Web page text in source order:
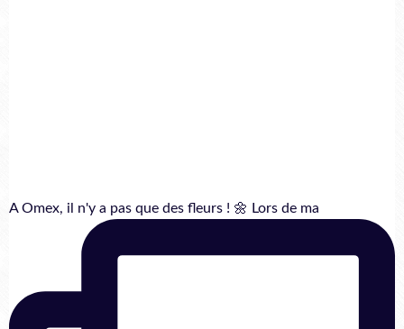
A Omex, il n'y a pas que des fleurs ! 🌼 Lors de ma